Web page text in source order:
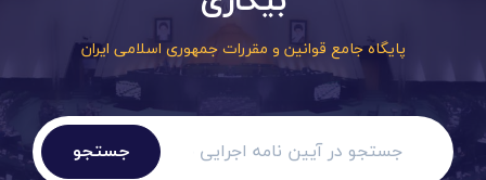
پایگاه جامع قوانین و مقررات جمهوری اسلامی ایران
جستجو